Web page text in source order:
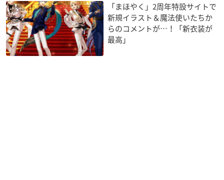
「まほやく」2周年特設サイトで
新規イラスト＆魔法使いたちか
らのコメントが…！「新衣装が
最高」